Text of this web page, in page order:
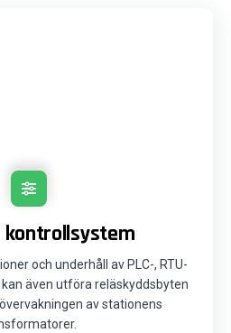
kontrollsystem
och underhåll av PLC-, RTU-
även utföra reläskyddsbyten
av stationens